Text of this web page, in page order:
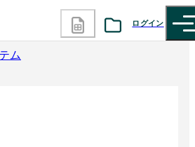
ログイン
ム